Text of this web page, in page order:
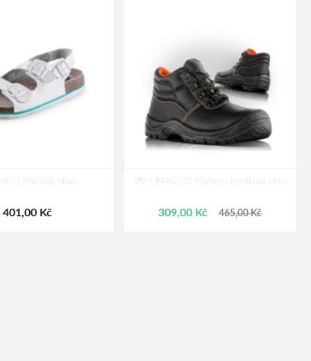
Pracovní obuv
401,00 Kč
VM UMAG O2 Pracovní kotníková obuv
309,00 Kč 465,00 Kč